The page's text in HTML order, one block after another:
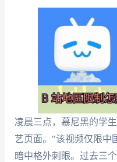
凌晨三点，慕尼黑的学
艺页面。"该视频仅限中
暗中格外刺眼。过去三